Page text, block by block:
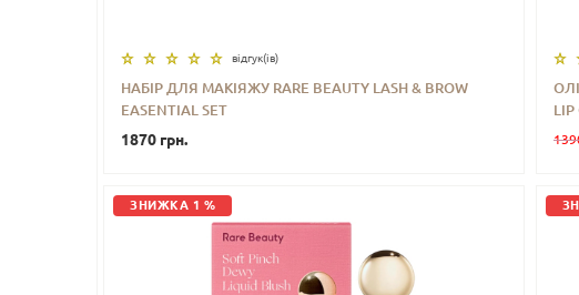
відгук(iв)
НАБІР ДЛЯ МАКІЯЖУ RARE BEAUTY LASH & BROW
EASENTIAL SET
1870 грн.
LIP
ЗНИЖКА 1 %